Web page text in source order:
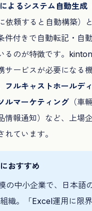
よるシステム自動生成
依頼すると自動構築）と
条件付きで自動転記・自
るのが特徴です。
サービスが必要になる機
フルキャストホールデ
ルマーケティング （車
情報通知）など、上場
れています。
おすすめ
の中小企業で、日本語
織。「Excel運用に限界